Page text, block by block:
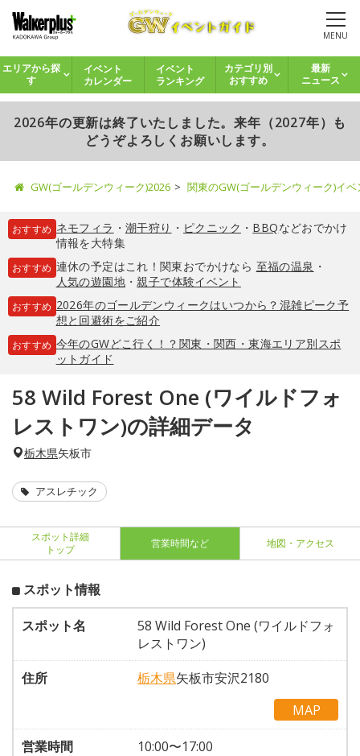
MENU
エリアから探
す
イベント
カレンダー
イベント
ランキング
カテゴリ別
おすすめ
最新
ニュース
2026年の更新は終了いたしました。来年（2027年）も
どうぞよろしくお願いします。
GW(ゴールデンウィーク)2026 関東のGW(ゴールデンウィーク)イ
おすすめ ネモフィラ ・ 潮干狩り ・ ピクニック ・ BBQなどおでかけ
情報を大特集
おすすめ 連休の予定はこれ！関東おでかけなら 至福の温泉 ・
人気の遊園地・親子で体験イベント
おすすめ 2026年のゴールデンウィークはいつから？混雑ピーク予
想と回避術をご紹介
おすすめ 今年のGWどこ行く！？関東・関西・東海エリア別スポ
ットガイド
58 Wild Forest One (ワイルドフォ
レストワン)の詳細データ
栃木県矢板市
アスレチック
スポット詳細
トップ
営業時間など 地図・アクセス
スポット情報
スポット名
58 Wild Forest One (ワイルドフォ
レストワン)
住所
栃木県矢板市安沢2180
MAP
営業時間
10:00〜17:00